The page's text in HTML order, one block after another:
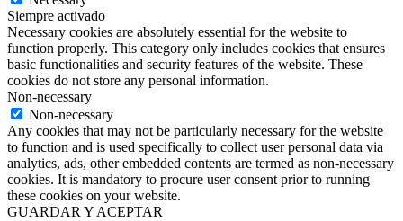
Siempre activado
Necessary cookies are absolutely essential for the website to
function properly. This category only includes cookies that ensures
basic functionalities and security features of the website. These
cookies do not store any personal information.
Non-necessary
Non-necessary
Any cookies that may not be particularly necessary for the website
to function and is used specifically to collect user personal data via
analytics, ads, other embedded contents are termed as non-necessary
cookies. It is mandatory to procure user consent prior to running
these cookies on your website.
GUARDAR Y ACEPTAR